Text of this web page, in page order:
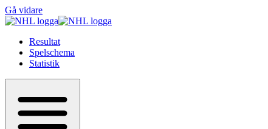
Gå vidare
Resultat
Spelschema
Statistik